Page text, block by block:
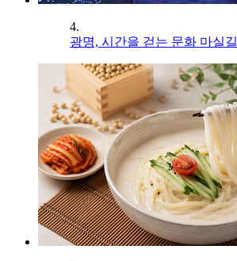
4.
광명, 시간을 걷는 문화 마실길